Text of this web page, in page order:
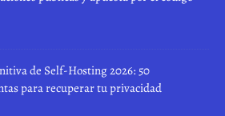
de Self-Hosting 2026: 50
para recuperar tu privacidad